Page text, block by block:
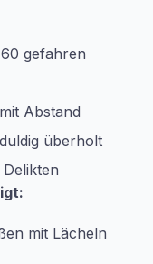
gefahren
Abstand
überholt
mit Lächeln